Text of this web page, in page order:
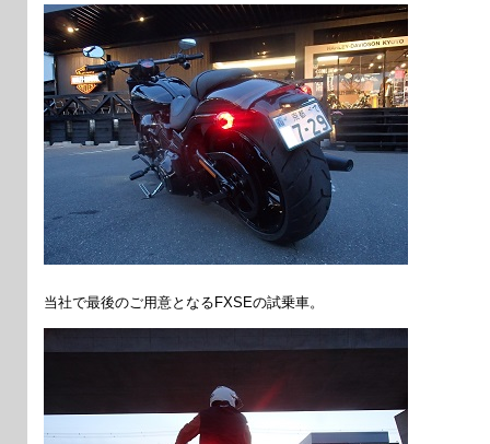
当社で最後のご用意となるFXSEの試乗車。